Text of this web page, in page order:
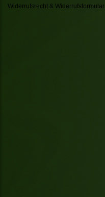
Widerrufsrecht & Widerrufsformular